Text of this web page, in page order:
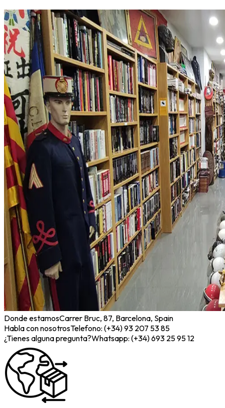
Donde estamosCarrer Bruc, 87, Barcelona, Spain
Habla con nosotrosTelefono: (+34) 93 207 53 85
¿Tienes alguna pregunta?Whatsapp: (+34) 693 25 95 12